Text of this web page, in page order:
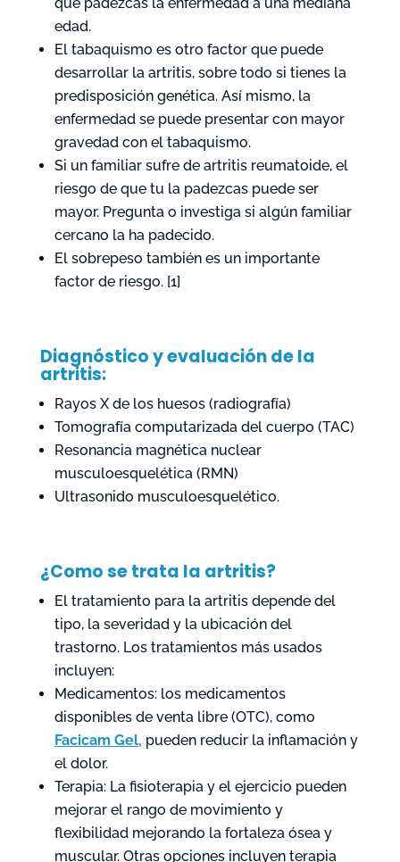
edad.
El tabaquismo es otro factor que puede
desarrollar la artritis, sobre todo si tienes la
predisposición genética. Así mismo, la
enfermedad se puede presentar con mayor
gravedad con el tabaquismo.
Si un familiar sufre de artritis reumatoide, el
riesgo de que tu la padezcas puede ser
mayor. Pregunta o investiga si algún familiar
cercano la ha padecido.
El sobrepeso también es un importante
factor de riesgo. [1]
Diagnóstico y evaluación de la
artritis:
Rayos X de los huesos (radiografía)
Tomografía computarizada del cuerpo (TAC)
Resonancia magnética nuclear
musculoesquelética (RMN)
Ultrasonido musculoesquelético.
¿Como se trata la artritis?
El tratamiento para la artritis depende del
tipo, la severidad y la ubicación del
trastorno. Los tratamientos más usados
incluyen:
Medicamentos: los medicamentos
disponibles de venta libre (OTC), como
Facicam Gel, pueden reducir la inflamación y
el dolor.
Terapia: La fisioterapia y el ejercicio pueden
mejorar el rango de movimiento y
flexibilidad mejorando la fortaleza ósea y
muscular. Otras opciones incluyen terapia